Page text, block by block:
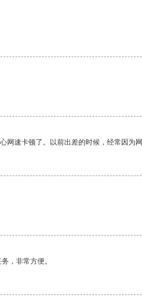
速卡顿了。以前出差的时候，经常因为
，非常方便。